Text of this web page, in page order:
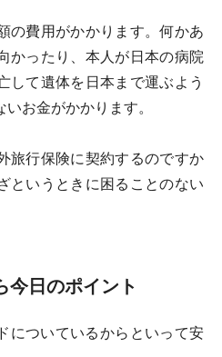
の費用がかかります。何かあ
かったり、本人が日本の病院
して遺体を日本まで運ぶよう
お金がかかります。
旅行保険に契約するのですか
というときに困ることのない
今日のポイント
についているからといって安